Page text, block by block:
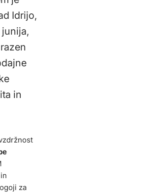
Idrijo,
in
za